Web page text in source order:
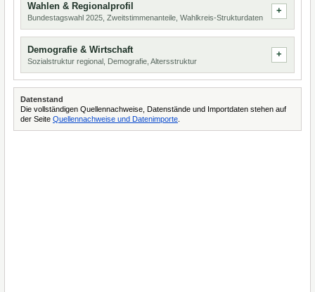
Wahlen & Regionalprofil
Bundestagswahl 2025, Zweitstimmenanteile, Wahlkreis-Strukturdaten
Demografie & Wirtschaft
Sozialstruktur regional, Demografie, Altersstruktur
Datenstand
Die vollständigen Quellennachweise, Datenstände und Importdaten stehen auf
der Seite Quellennachweise und Datenimporte